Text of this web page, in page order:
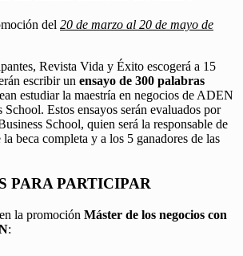
del 20 de marzo al 20 de mayo de
Revista Vida y Éxito escogerá a 15
escribir un ensayo de 300 palabras
estudiar la maestría en negocios de ADEN
Estos ensayos serán evaluados por
School, quien será la responsable de
beca completa y a los 5 ganadores de las
PARA PARTICIPAR
la promoción Máster de los negocios con
: